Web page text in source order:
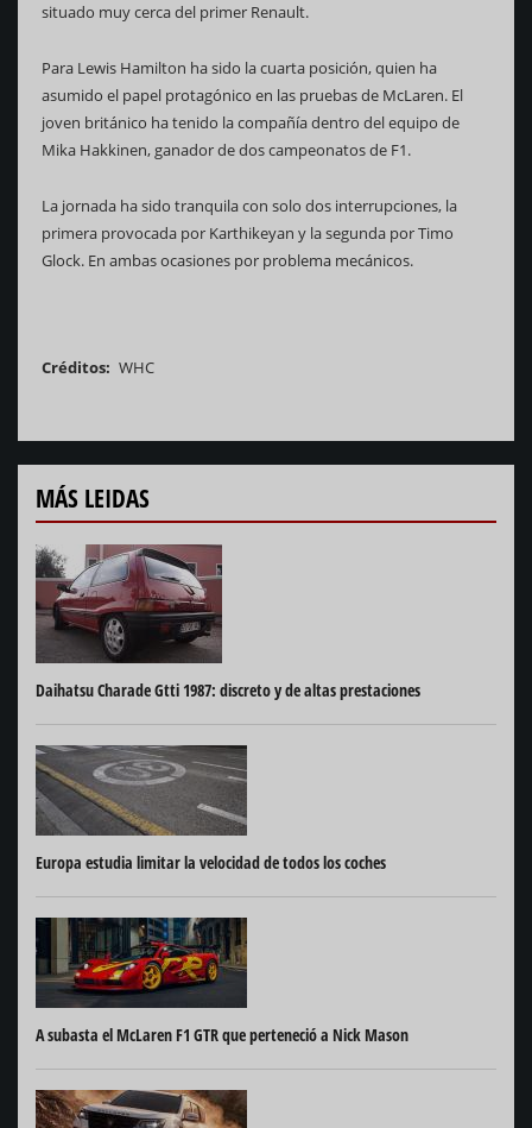
situado muy cerca del primer Renault.
Para Lewis Hamilton ha sido la cuarta posición, quien ha
asumido el papel protagónico en las pruebas de McLaren. El
joven británico ha tenido la compañía dentro del equipo de
Mika Hakkinen, ganador de dos campeonatos de F1.
La jornada ha sido tranquila con solo dos interrupciones, la
primera provocada por Karthikeyan y la segunda por Timo
Glock. En ambas ocasiones por problema mecánicos.
Créditos WHC
MÁS LEIDAS
Daihatsu Charade Gtti 1987: discreto y de altas prestaciones
Europa estudia limitar la velocidad de todos los coches
A subasta el McLaren F1 GTR que perteneció a Nick Mason